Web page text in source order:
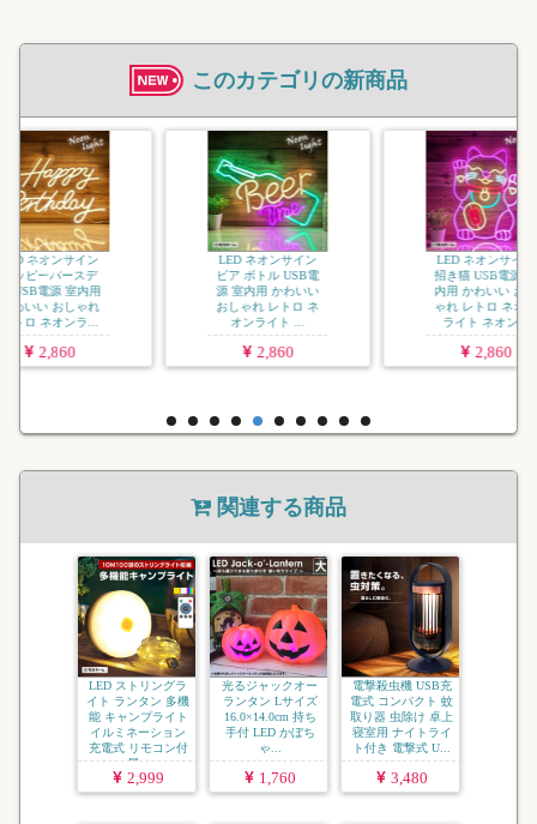
このカテゴリの新商品
LED ネオンサイン
ビア ボトル USB電
源 室内用 かわいい
おしゃれ レトロ ネ
オンライト ...
LED ネオンサイン
招き猫 USB電源 室
内用 かわいい おし
ゃれ レトロ ネオン
ライト ネオン...
ゲーミ
コーナ
イト
イト ア
RGB
関連する商品
LED ストリングラ
イト ランタン 多機
能 キャンプライト
イルミネーション
充電式 リモコン付
属...
2,999
光るジャックオー
ランタン Lサイズ
16.0×14.0cm 持ち
手付 LED かぼち
ゃ...
1,760
電撃殺虫機 USB充
電式 コンパクト 蚊
取り器 虫除け 卓上
寝室用 ナイトライ
ト付き 電撃式 U...
3,480